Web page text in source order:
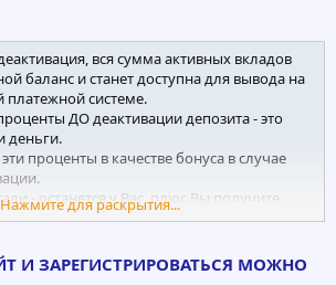
вся сумма активных вкладов
баланс и станет доступна для вывода на
платежной системе.
ДО деактивации депозита - это
деньги.
проценты в качестве бонуса в случае
- останется у Вас, плюс Вы получите
средства по истечении суток с
Нажмите для раскрытия...
И ЗАРЕГИСТРИРОВАТЬСЯ МОЖНО